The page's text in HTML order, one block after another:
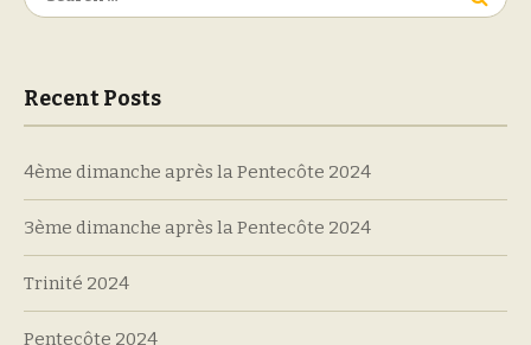
for:
Recent Posts
4ème dimanche après la Pentecôte 2024
3ème dimanche après la Pentecôte 2024
Trinité 2024
Pentecôte 2024